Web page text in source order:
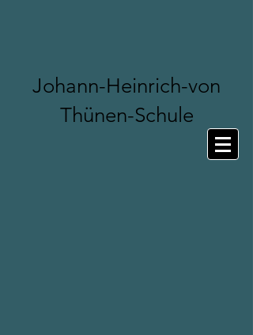
Johann-Heinrich-von
Thünen-Schule